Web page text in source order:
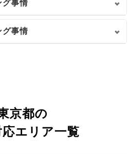
グ事情
グ事情
京都の
応エリア一覧